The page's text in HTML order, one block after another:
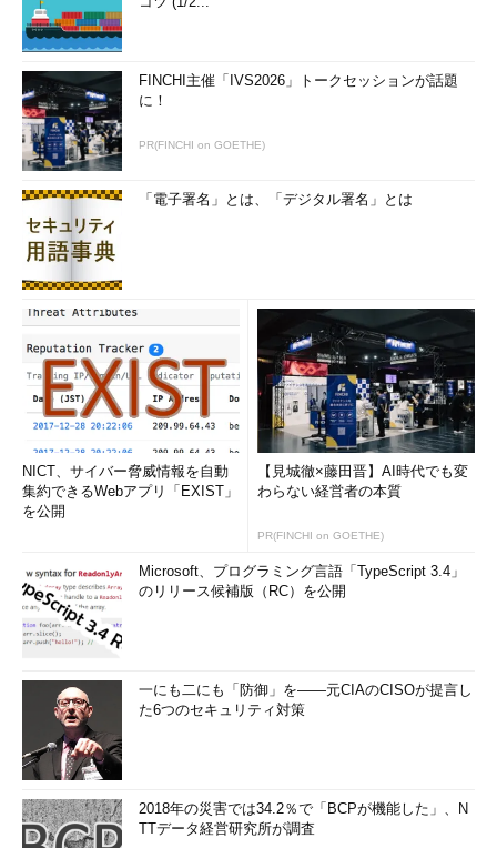
ころから検証をスタート
2GB、プロセッサを2基、VHDX形式で127GBの容量可変タイプの
仮想HDDを1つ、ネットワークアダプターを1つ割り当ててありま
す。筆者の経験上、シングルプロセッサ構成ではWindows
Update実行時にCPU使用率が100％になってしまい、異様に時間
がかかることがあるので、その影響を排除するために2プロセッ
サ構成にしました。
Windows 7 Enterprise SP1の新規インストールは、「Windows
セットアップ」で「今すぐインストール」をクリックしてから
35分ほどで完了しました。この時点で、検証中に更新プログラ
ムが自動でインストールされないように、従来の方法で更新する
仮想マシンのWindows Updateの設定は「更新プログラムをダウ
ンロードするが、インストールを行うかどうかは選択する」に、
ロールアップ更新プログラムを使用する仮想マシンは「更新プロ
グラムを確認しない（推奨されません）」に設定しました。ま
た、更新プログラムの対象は重要な更新プログラムだけとし、
「推奨される更新プログラムについても重要な更新プログラムと
同時に通知する」オプションはオフ（既定）の状態です。
この状態から、2016年5月までにリリースされた、Windows
Updateで検出される全ての重要な更新プログラムをインストー
ルするまでの操作と所要時間を比較します。所用時間は対話的操
作が必要な場合に即時対応した実質時間です。実際にかかる時間
に時間がかかったり、あるいは短時間で済んだりするでしょう。
FINCHI主催「IVS2026」トークセッションが話題
に！
PR(FINCHI on GOETHE)
「電子署名」とは、「デジタル署名」とは
NICT、サイバー脅威情報を自動
集約できるWebアプリ「EXIST」
を公開
【見城徹×藤田晋】AI時代でも変
わらない経営者の本質
PR(FINCHI on GOETHE)
Microsoft、プログラミング言語「TypeScript 3.4」
のリリース候補版（RC）を公開
一にも二にも「防御」を――元CIAのCISOが提言し
た6つのセキュリティ対策
2018年の災害では34.2％で「BCPが機能した」、N
TTデータ経営研究所が調査